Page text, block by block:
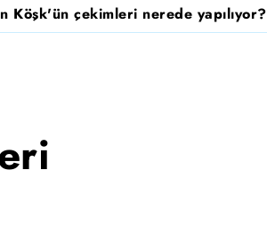
Köşk'ün çekimleri nerede yapılıyor?